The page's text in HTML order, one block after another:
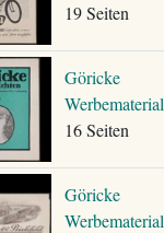
19 Seiten
Göricke
Werbematerial
16 Seiten
Göricke
Werbematerial